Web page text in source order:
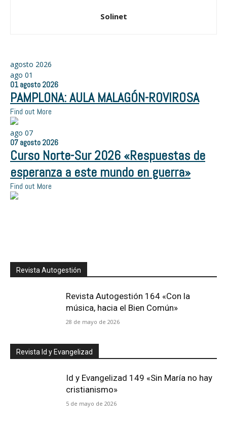
Solinet
agosto 2026
ago 01
01 agosto 2026
PAMPLONA: AULA MALAGÓN-ROVIROSA
Find out More
ago 07
07 agosto 2026
Curso Norte-Sur 2026 «Respuestas de
esperanza a este mundo en guerra»
Find out More
Revista Autogestión
Revista Autogestión 164 «Con la
música, hacia el Bien Común»
28 de mayo de 2026
Revista Id y Evangelizad
Id y Evangelizad 149 «Sin María no hay
cristianismo»
5 de mayo de 2026